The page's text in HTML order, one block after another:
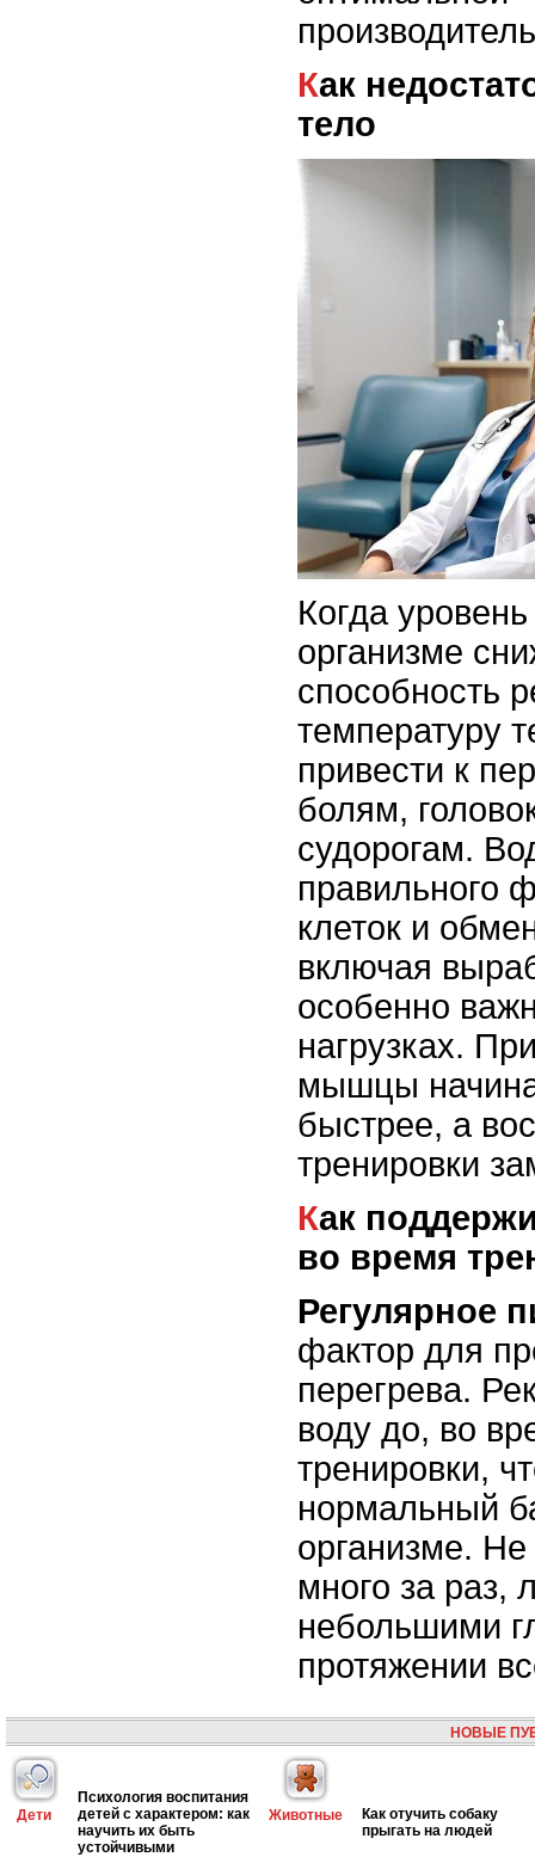
Как недостаток воды влияет на
тело
Когда
организме
способность
температуру
привести к
болям,
судорогам.
правильного
клеток и
включая
особенно
нагрузках.
мышцы
быстрее, а
тренировки
Как поддерживать гидратацию
во время
Регулярное
фактор для
перегрева.
воду до, во
тренировки,
нормальный
организме.
много за раз,
небольшими
протяжении
НОВЫЕ
Дети
Психология воспитания
детей с характером: как
научить их быть
устойчивыми
Животные
Как отучить собаку
прыгать на людей